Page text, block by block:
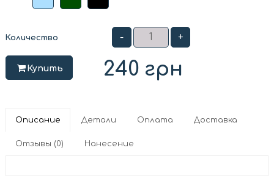
Количество - +
Купить 240 грн
Описание Детали Оплата Доставка
Отзывы (0) Нанесение